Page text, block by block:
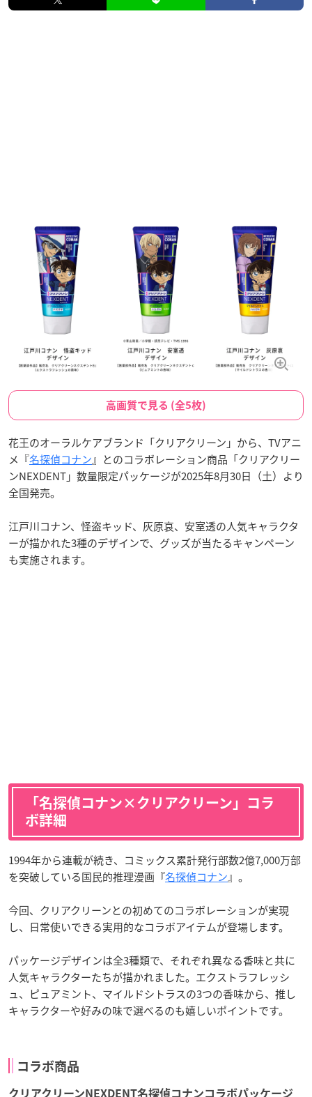
高画質で見る (全5枚)
花王のオーラルケアブランド「クリアクリーン」から、TVアニ
メ『名探偵コナン』とのコラボレーション商品「クリアクリー
ンNEXDENT」数量限定パッケージが2025年8月30日（土）より
全国発売。
江戸川コナン、怪盗キッド、灰原哀、安室透の人気キャラクタ
ーが描かれた3種のデザインで、グッズが当たるキャンペーン
も実施されます。
「名探偵コナン×クリアクリーン」コラ
ボ詳細
1994年から連載が続き、コミックス累計発行部数2億7,000万部
を突破している国民的推理漫画『名探偵コナン』。
今回、クリアクリーンとの初めてのコラボレーションが実現
し、日常使いできる実用的なコラボアイテムが登場します。
パッケージデザインは全3種類で、それぞれ異なる香味と共に
人気キャラクターたちが描かれました。エクストラフレッシ
ュ、ピュアミント、マイルドシトラスの3つの香味から、推し
キャラクターや好みの味で選べるのも嬉しいポイントです。
コラボ商品
クリアクリーンNEXDENT名探偵コナンコラボパッケージ